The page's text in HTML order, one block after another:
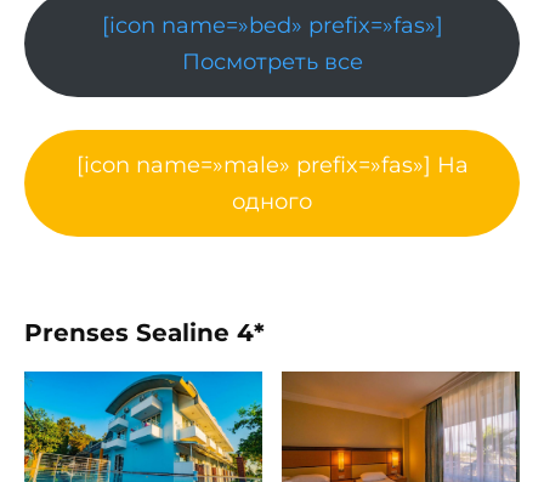
[icon name=»bed» prefix=»fas»]
Посмотреть все
[icon name=»male» prefix=»fas»] На
одного
Prenses Sealine 4*